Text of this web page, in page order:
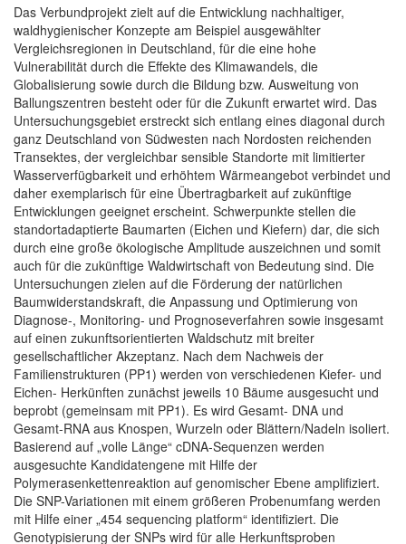
Das Verbundprojekt zielt auf die Entwicklung nachhaltiger,
waldhygienischer Konzepte am Beispiel ausgewählter
Vergleichsregionen in Deutschland, für die eine hohe
Vulnerabilität durch die Effekte des Klimawandels, die
Globalisierung sowie durch die Bildung bzw. Ausweitung von
Ballungszentren besteht oder für die Zukunft erwartet wird. Das
Untersuchungsgebiet erstreckt sich entlang eines diagonal durch
ganz Deutschland von Südwesten nach Nordosten reichenden
Transektes, der vergleichbar sensible Standorte mit limitierter
Wasserverfügbarkeit und erhöhtem Wärmeangebot verbindet und
daher exemplarisch für eine Übertragbarkeit auf zukünftige
Entwicklungen geeignet erscheint. Schwerpunkte stellen die
standortadaptierte Baumarten (Eichen und Kiefern) dar, die sich
durch eine große ökologische Amplitude auszeichnen und somit
auch für die zukünftige Waldwirtschaft von Bedeutung sind. Die
Untersuchungen zielen auf die Förderung der natürlichen
Baumwiderstandskraft, die Anpassung und Optimierung von
Diagnose-, Monitoring- und Prognoseverfahren sowie insgesamt
auf einen zukunftsorientierten Waldschutz mit breiter
gesellschaftlicher Akzeptanz. Nach dem Nachweis der
Familienstrukturen (PP1) werden von verschiedenen Kiefer- und
Eichen- Herkünften zunächst jeweils 10 Bäume ausgesucht und
beprobt (gemeinsam mit PP1). Es wird Gesamt- DNA und
Gesamt-RNA aus Knospen, Wurzeln oder Blättern/Nadeln isoliert.
Basierend auf „volle Länge“ cDNA-Sequenzen werden
ausgesuchte Kandidatengene mit Hilfe der
Polymerasenkettenreaktion auf genomischer Ebene amplifiziert.
Die SNP-Variationen mit einem größeren Probenumfang werden
mit Hilfe einer „454 sequencing platform“ identifiziert. Die
Genotypisierung der SNPs wird für alle Herkunftsproben